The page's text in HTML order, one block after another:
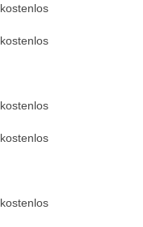
kostenlos
kostenlos
kostenlos
kostenlos
kostenlos